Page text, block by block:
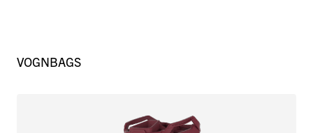
VOGNBAGS